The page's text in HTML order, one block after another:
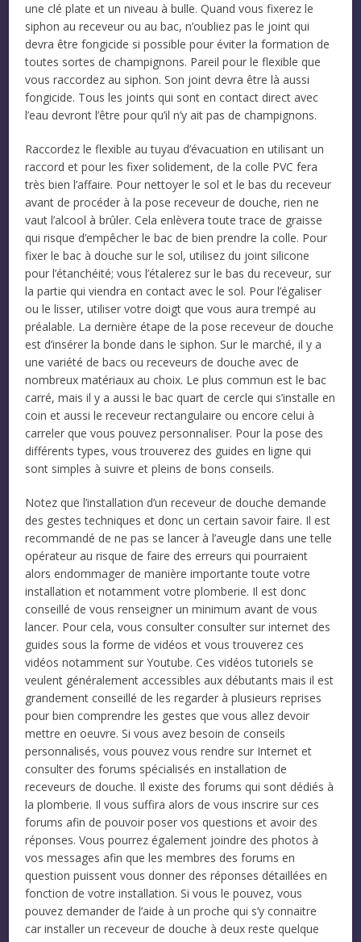
une clé plate et un niveau à bulle. Quand vous fixerez le
siphon au receveur ou au bac, n’oubliez pas le joint qui
devra être fongicide si possible pour éviter la formation de
toutes sortes de champignons. Pareil pour le flexible que
vous raccordez au siphon. Son joint devra être là aussi
fongicide. Tous les joints qui sont en contact direct avec
l’eau devront l’être pour qu’il n’y ait pas de champignons.
Raccordez le flexible au tuyau d’évacuation en utilisant un
raccord et pour les fixer solidement, de la colle PVC fera
très bien l’affaire. Pour nettoyer le sol et le bas du receveur
avant de procéder à la pose receveur de douche, rien ne
vaut l’alcool à brûler. Cela enlèvera toute trace de graisse
qui risque d’empêcher le bac de bien prendre la colle. Pour
fixer le bac à douche sur le sol, utilisez du joint silicone
pour l’étanchéité; vous l’étalerez sur le bas du receveur, sur
la partie qui viendra en contact avec le sol. Pour l’égaliser
ou le lisser, utiliser votre doigt que vous aura trempé au
préalable. La dernière étape de la pose receveur de douche
est d’insérer la bonde dans le siphon. Sur le marché, il y a
une variété de bacs ou receveurs de douche avec de
nombreux matériaux au choix. Le plus commun est le bac
carré, mais il y a aussi le bac quart de cercle qui s’installe en
coin et aussi le receveur rectangulaire ou encore celui à
carreler que vous pouvez personnaliser. Pour la pose des
différents types, vous trouverez des guides en ligne qui
sont simples à suivre et pleins de bons conseils.
Notez que l’installation d’un receveur de douche demande
des gestes techniques et donc un certain savoir faire. Il est
recommandé de ne pas se lancer à l’aveugle dans une telle
opérateur au risque de faire des erreurs qui pourraient
alors endommager de manière importante toute votre
installation et notamment votre plomberie. Il est donc
conseillé de vous renseigner un minimum avant de vous
lancer. Pour cela, vous consulter consulter sur internet des
guides sous la forme de vidéos et vous trouverez ces
vidéos notamment sur Youtube. Ces vidéos tutoriels se
veulent généralement accessibles aux débutants mais il est
grandement conseillé de les regarder à plusieurs reprises
pour bien comprendre les gestes que vous allez devoir
mettre en oeuvre. Si vous avez besoin de conseils
personnalisés, vous pouvez vous rendre sur Internet et
consulter des forums spécialisés en installation de
receveurs de douche. Il existe des forums qui sont dédiés à
la plomberie. Il vous suffira alors de vous inscrire sur ces
forums afin de pouvoir poser vos questions et avoir des
réponses. Vous pourrez également joindre des photos à
vos messages afin que les membres des forums en
question puissent vous donner des réponses détaillées en
fonction de votre installation. Si vous le pouvez, vous
pouvez demander de l’aide à un proche qui s’y connaitre
car installer un receveur de douche à deux reste quelque